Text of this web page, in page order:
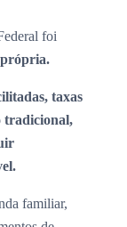
foi
própria.
taxas
tradicional,
familiar,